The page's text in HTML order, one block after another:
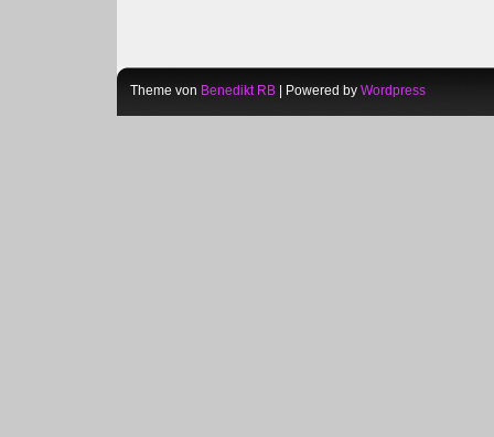
Theme von Benedikt RB | Powered by Wordpress